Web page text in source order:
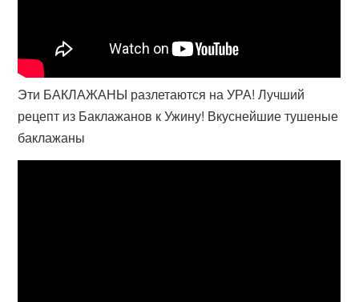
Эти БАКЛАЖАНЫ разлетаются на УРА! Лучший
рецепт из Баклажанов к Ужину! Вкуснейшие тушеные
баклажаны